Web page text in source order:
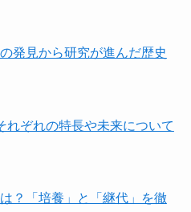
発見から研究が進んだ歴史
れぞれの特長や未来について
？「培養」と「継代」を徹